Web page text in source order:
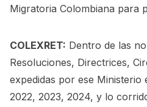
Migratoria Colombiana para
COLEXRET: Dentro de las
Resoluciones, Directrices,
expedidas por ese Ministerio
2022, 2023, 2024, y lo